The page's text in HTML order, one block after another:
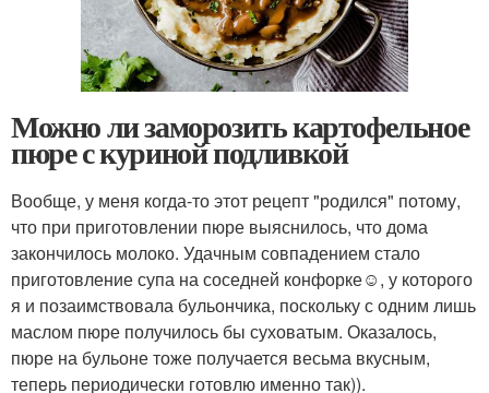
Можно ли заморозить картофельное
пюре с куриной подливкой
Вообще, у меня когда-то этот рецепт "родился" потому,
что при приготовлении пюре выяснилось, что дома
закончилось молоко. Удачным совпадением стало
приготовление супа на соседней конфорке☺, у которого
я и позаимствовала бульончика, поскольку с одним лишь
маслом пюре получилось бы суховатым. Оказалось,
пюре на бульоне тоже получается весьма вкусным,
теперь периодически готовлю именно так)).